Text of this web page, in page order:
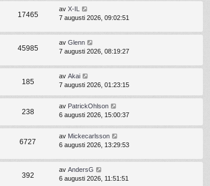
17465
av X-IL
7 augusti 2026, 09:02:51
45985
av Glenn
7 augusti 2026, 08:19:27
185
av Akai
7 augusti 2026, 01:23:15
238
av PatrickOhlson
6 augusti 2026, 15:00:37
6727
av Mickecarlsson
6 augusti 2026, 13:29:53
392
av AndersG
6 augusti 2026, 11:51:51